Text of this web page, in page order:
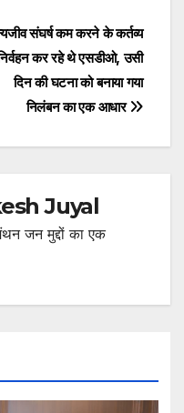
संघर्ष कम करने के कर्तव्य
कर रहे थे एसडीओ, उसी
दिन की घटना को बनाया गया
निलंबन का एक आधार
Juyal
जन मुद्दों का एक